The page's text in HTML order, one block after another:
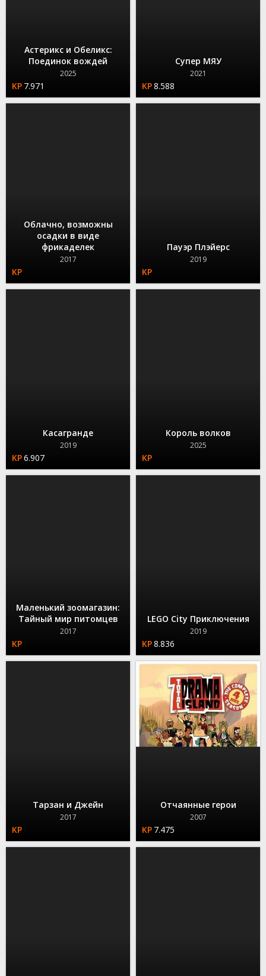
Астерикс и Обеликс:
Поединок вождей
2025
7.971
Супер МЯУ
2021
8.588
Облачно, возможны
осадки в виде
фрикаделек
2017
Пауэр Плэйерс
2019
Касагранде
2019
6.907
Король волков
2025
Маленький зоомагазин:
Тайный мир питомцев
2017
LEGO City Приключения
2019
8.836
Тарзан и Джейн
2017
Отчаянные герои
2007
7.475